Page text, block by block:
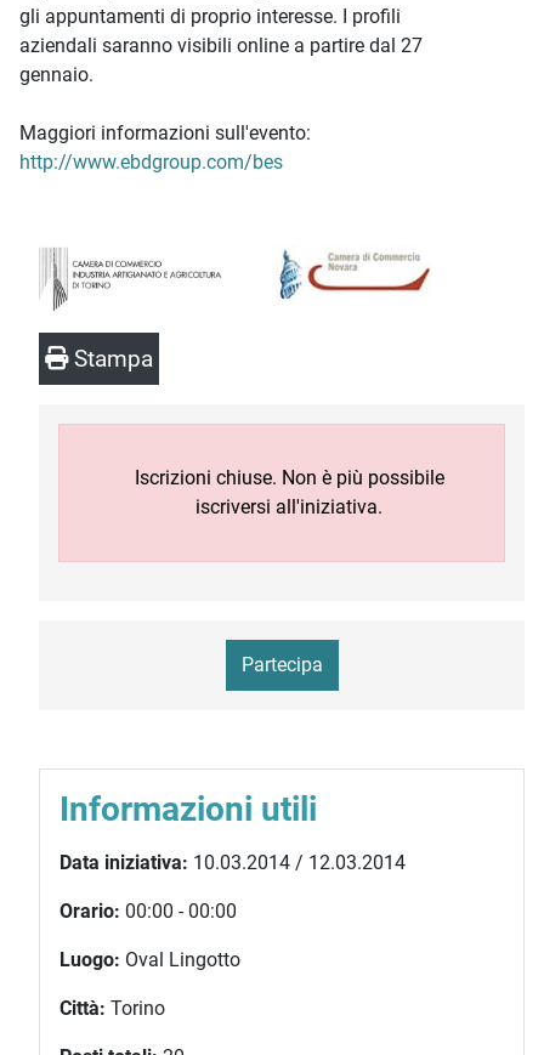
gli appuntamenti di proprio interesse. I profili
aziendali saranno visibili online a partire dal 27
gennaio.
Maggiori informazioni sull'evento:
http://www.ebdgroup.com/bes
Stampa
Iscrizioni chiuse. Non è più possibile
iscriversi all'iniziativa.
Partecipa
Informazioni utili
Data iniziativa: 10.03.2014 / 12.03.2014
Orario: 00:00 - 00:00
Luogo: Oval Lingotto
Città: Torino